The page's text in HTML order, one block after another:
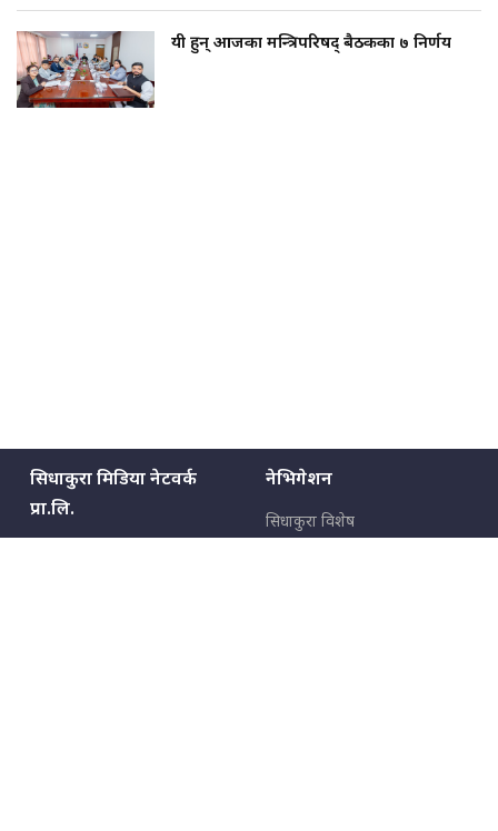
यी हुन् आजका मन्त्रिपरिषद् बैठकका ७ निर्णय
सिधाकुरा मिडिया नेटवर्क
प्रा.लि.
नेभिगेशन
सिधाकुरा विशेष